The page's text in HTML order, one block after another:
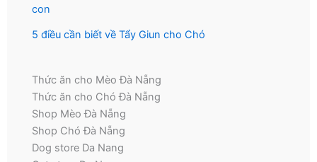
con
5 điều cần biết về Tẩy Giun cho Chó
Thức ăn cho Mèo Đà Nẵng
Thức ăn cho Chó Đà Nẵng
Shop Mèo Đà Nẵng
Shop Chó Đà Nẵng
Dog store Da Nang